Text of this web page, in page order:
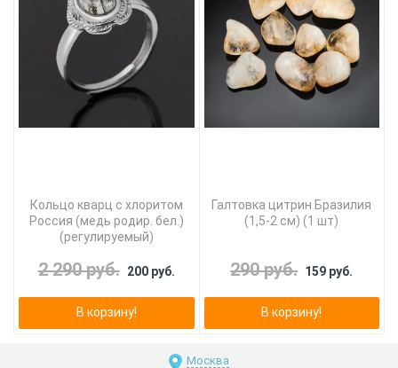
Кольцо кварц с хлоритом
Россия (медь родир. бел.)
(регулируемый)
2 290 руб. 200 руб.
В корзину!
Галтовка цитрин Бразилия
(1,5-2 см) (1 шт)
290 руб. 159 руб.
В корзину!
Москва